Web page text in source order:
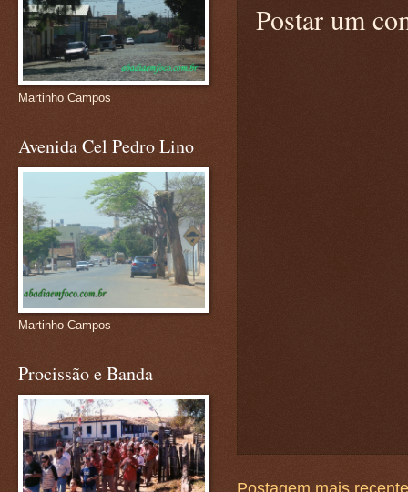
Postar um
Martinho Campos
Avenida Cel Pedro Lino
Martinho Campos
Procissão e Banda